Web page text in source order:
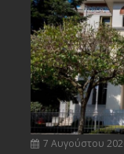
7 Αυγούστου